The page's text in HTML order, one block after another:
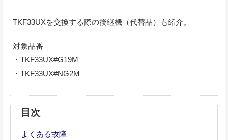
TKF33UXを交換する際の後継機（代替品）も紹介。
対象品番
・TKF33UX#G19M
・TKF33UX#NG2M
目次
よくある故障